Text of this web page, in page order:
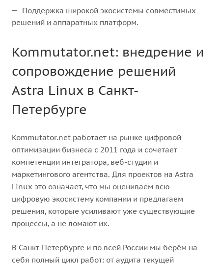
Поддержка широкой экосистемы совместимых
решений и аппаратных платформ.
Kommutator.net: внедрение и
сопровождение решений
Astra Linux в Санкт-
Петербурге
Kommutator.net работает на рынке цифровой
оптимизации бизнеса с 2011 года и сочетает
компетенции интегратора, веб-студии и
маркетингового агентства. Для проектов на Astra
Linux это означает, что мы оцениваем всю
цифровую экосистему компании и предлагаем
решения, которые усиливают уже существующие
процессы, а не ломают их.
В Санкт-Петербурге и по всей России мы берём на
себя полный цикл работ: от аудита текущей